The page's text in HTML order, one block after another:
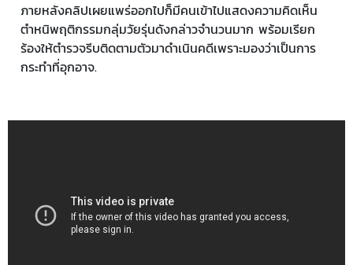
ภายหลังคลิปเผยแพร่ออกไปก็มีคนเข้าไปแสดงความคิดเห็น
ตำหนิพฤติกรรมกลุ่มวัยรุ่นดังกล่าวจำนวนมาก พร้อมเรียก
ร้องให้ตำรวจรีบติดตามตัวมาดำเนินคดีเพราะมองว่าเป็นการ
กระทำที่อุกอาจ.